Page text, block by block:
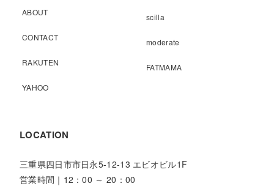
ABOUT
CONTACT
RAKUTEN
YAHOO
scilla
moderate
FATMAMA
LOCATION
三重県四日市市日永5-12-13 エビオビル1F
営業時間｜12：00 ～ 20：00